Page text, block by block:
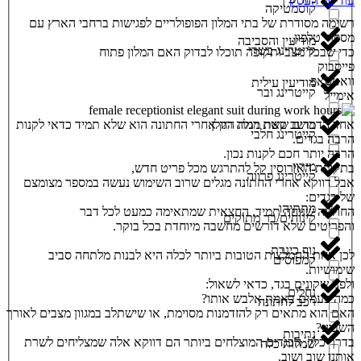
קוסמטיקה
קייטרינג בשרי
קייטרינג ובר
קייטרינג חלבי
קייטרינג פרווה
קינוחים/בר מתוקים
קמפוסים
רכב לחתונה
שמלות כלה
מודיעין והסביבה
מודיעין עילית
מושב קשת רמת הגולן
מירון
מתתיהו
נוף כינרת
נחלים
נתיבות
רשימה מסודרת של בתי המלון הפופולריים לפגישות ברחבי הארץ עם
מספרי טלפון.
כדי שבכל מצב ותקופה תוכלו לבדוק האם המלון פתוח
פייסבוק
וואטסאפ
אימייל
אחד הדברים שאת מגלה רק אחרי החתונה הוא שלא תמיד כדאי לקנות
הרבה בגדים.
הרבה יותר חכם לקנות נכון.
בתקופת האירוסין קל להתרגש מכל פריט חדש,
אבל דווקא אחרי החתונה מגלים שרוב השימוש נעשה במספר מצומצם
של בגדים:
החולצה שנוחה תמיד, החצאית שמתאימה כמעט לכל דבר
והפריטים שלא דורשים מחשבה מיוחדת בכל בוקר.
לכן אחת ההמלצות הטובות ביותר לכלה היא לבנות מלתחה סביב
שימושיות.
ולפני שקונים בגד, כדאי לשאול:
כמה פעמים באמת אלבש אותו?
האם הוא מתאים רק להזדמנות מסוימת, או שישתלב במגוון מצבים לאורך
השבוע?
בדרך כלל, הבגדים המוצלחים ביותר הם דווקא אלה שמצליחים לשרת
אותנו שוב ושוב.